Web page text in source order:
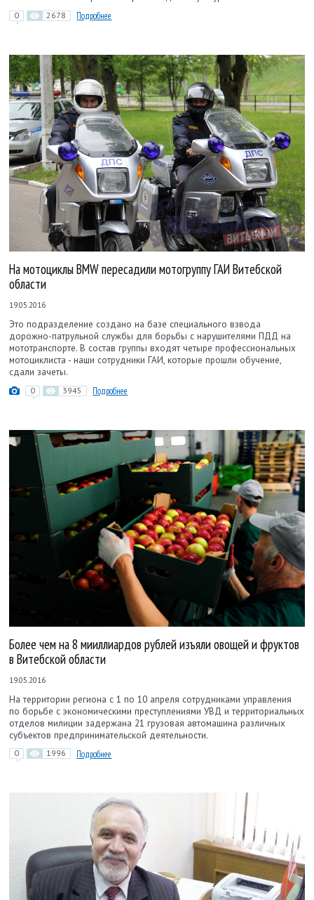
0 2678 Подробнее
На мотоциклы BMW пересадили мотогруппу ГАИ Витебской
области
19.05.2016
Это подразделение создано на базе специального взвода
дорожно-патрульной службы для борьбы с нарушителями ПДД на
мототранспорте. В состав группы входят четыре профессиональных
мотоциклиста - наши сотрудники ГАИ, которые прошли обучение,
сдали зачеты.
0 3945 Подробнее
Более чем на 8 мииллиардов рублей изъяли овощей и фруктов
в Витебской области
19.05.2016
На территории региона с 1 по 10 апреля сотрудниками управления
по борьбе с экономическими преступлениями УВД и территориальных
отделов милиции задержана 21 грузовая автомашина различных
субъектов предпринимательской деятельности.
0 1996 Подробнее